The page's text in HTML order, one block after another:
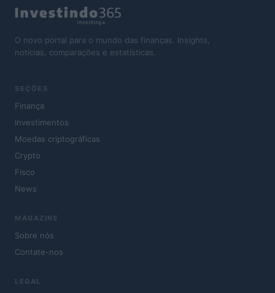
O novo portal para o mundo das finanças. Insights,
notícias, comparações e estatísticas.
SEÇÕES
Finança
Investimentos
Moedas criptográficas
Crypto
Fisco
News
MAGAZINE
Sobre nós
Contate-nos
LEGAL